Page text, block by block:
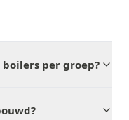
per groep?